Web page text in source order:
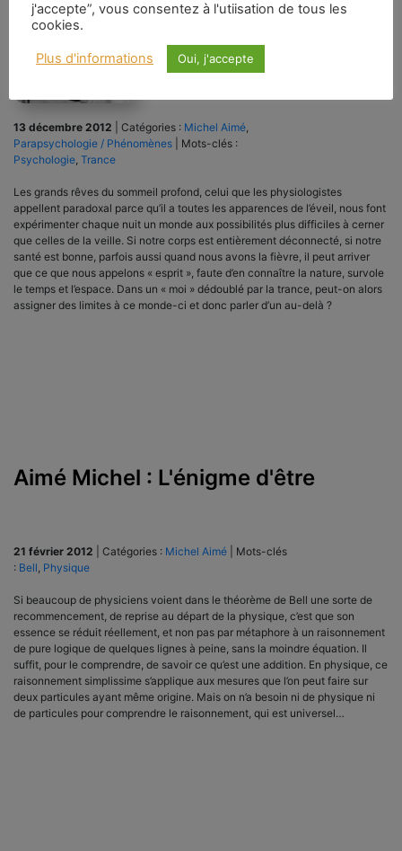
13 décembre 2012 Catégories : Michel Aimé
Parapsychologie / Phénomènes
Mots-clés :
Psychologie Trance
Les grands rêves du sommeil profond, celui que les physiologistes
appellent paradoxal parce qu’il a toutes les apparences de l’éveil, nous font
expérimenter chaque nuit un monde aux possibilités plus difficiles à cerner
que celles de la veille. Si notre corps est entièrement déconnecté, si notre
santé est bonne, parfois aussi quand nous avons la fièvre, il peut arriver
que ce que nous appelons « esprit », faute d’en connaître la nature, survole
le temps et l’espace. Dans un « moi » dédoublé par la trance, peut-on alors
assigner des limites à ce monde-ci et donc parler d’un au-delà ?
Aimé Michel : L'énigme d'être
21 février 2012 Catégories : Michel Aimé
Mots-clés
: Bell, Physique
Si beaucoup de physiciens voient dans le théorème de Bell une sorte de
recommencement, de reprise au départ de la physique, c’est que son
essence se réduit réellement, et non pas par métaphore à un raisonnement
de pure logique de quelques lignes à peine, sans la moindre équation. Il
suffit, pour le comprendre, de savoir ce qu’est une addition. En physique, ce
raisonnement simplissime s’applique aux mesures que l’on peut faire sur
deux particules ayant même origine. Mais on n’a besoin ni de physique ni
de particules pour comprendre le raisonnement, qui est universel…
j'accepte”, vous consentez à l'utiisation de tous les
cookies.
Plus d'informations Oui, j'accepte